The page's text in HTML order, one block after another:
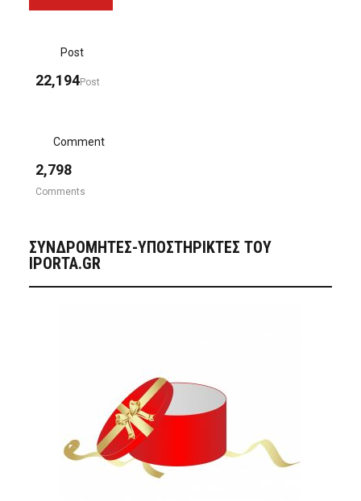
Post
22,194Post
Comment
2,798
Comments
ΣΥΝΔΡΟΜΗΤΈΣ-ΥΠΟΣΤΗΡΙΚΤΈΣ ΤΟΥ
IPORTA.GR